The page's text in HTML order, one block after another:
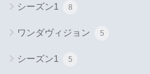
シーズン1 8
ワンダヴィジョン 5
シーズン1 5